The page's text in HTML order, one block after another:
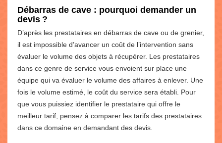
Débarras de cave : pourquoi demander un
devis ?
D’après les prestataires en débarras de cave ou de grenier,
il est impossible d’avancer un coût de l’intervention sans
évaluer le volume des objets à récupérer. Les prestataires
dans ce genre de service vous envoient sur place une
équipe qui va évaluer le volume des affaires à enlever. Une
fois le volume estimé, le coût du service sera établi. Pour
que vous puissiez identifier le prestataire qui offre le
meilleur tarif, pensez à comparer les tarifs des prestataires
dans ce domaine en demandant des devis.